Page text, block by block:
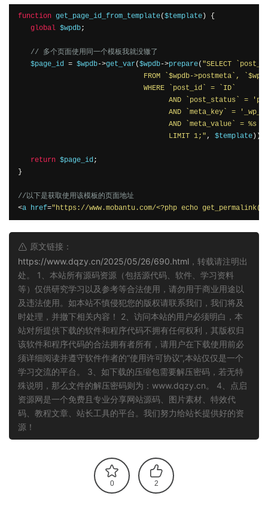
function get_page_id_from_template($template )
{
global $wpdb;
// 多个页面使用同一个模板我就没辙了
$page_id = $wpdb->get_var($wpdb->prepare( "SELECT
FROM ` $wpdb->postmeta `, `
WHERE `post_id` = `ID`
AND `post_status` =
AND `meta_key` =
AND `meta_value` = %s
LIMIT 1;", $template ) )
return $page_id;
}
//以下是获取使用该模板的页面地址
<a href="https://www.mobantu.com/<?php echo get_permalink(
原文链接：
https://www.dqzy.cn/2025/05/26/690.html ，转载请注明出
处。 1、本站所有源码资源（包括源代码、软件、学习资料
等）仅供研究学习以及参考等合法使用，请勿用于商业用途以
及违法使用。如本站不慎侵犯您的版权请联系我们，我们将及
时处理，并撤下相关内容！ 2、访问本站的用户必须明白，本
站对所提供下载的软件和程序代码不拥有任何权利，其版权归
该软件和程序代码的合法拥有者所有，请用户在下载使用前必
须详细阅读并遵守软件作者的“使用许可协议”,本站仅仅是一个
学习交流的平台。 3、如下载的压缩包需要解压密码，若无特
殊说明，那么文件的解压密码则为：www.dqzy.cn。 4、点启
资源网是一个免费且专业分享网站源码、图片素材、特效代
码、教程文章、站长工具的平台。我们努力给站长提供好的资
源！
0 2